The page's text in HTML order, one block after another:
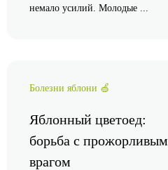
немало усилий. Молодые ...
Болезни яблони 🍏
Яблонный цветоед:
борьба с прожорливым
врагом